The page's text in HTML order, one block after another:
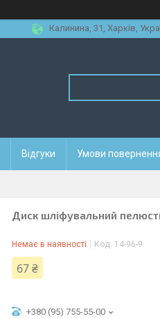
Калинина, 31, Харків,
Відгуки Умови
Диск шліфувальний
Немає в наявності Код: 14-96-9
67 ₴
+380 (95) 755-55-00